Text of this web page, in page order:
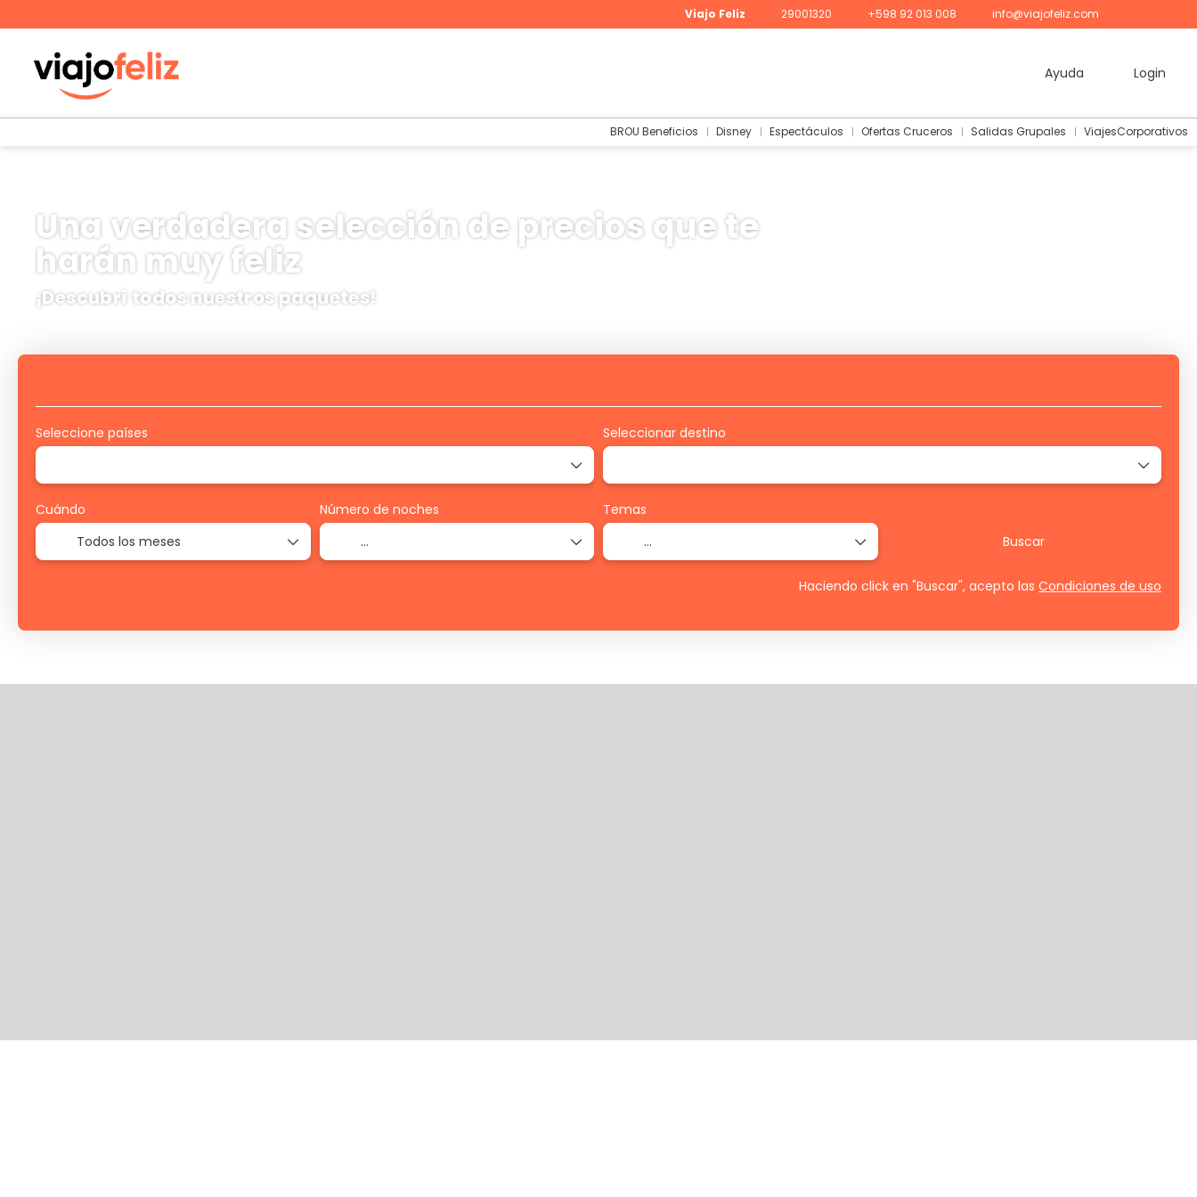
Viajo Feliz 29001320 +598 92 013 008 info@viajofeliz.com
Ayuda Login
BROU Beneficios Disney Espectáculos Ofertas Cruceros Salidas Grupales ViajesCorporativos
Una verdadera selección de precios que te
harán muy feliz
¡Descubrí todos nuestros paquetes!
Seleccione países Seleccionar destino
Cuándo Número de noches
Temas
Buscar
Haciendo click en "Buscar", acepto las Condiciones de uso